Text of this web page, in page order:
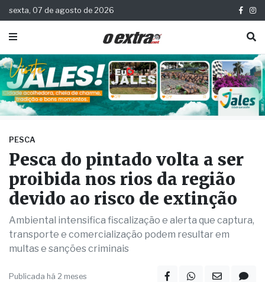
sexta, 07 de agosto de 2026
PESCA
Pesca do pintado volta a ser
proibida nos rios da região
devido ao risco de extinção
Ambiental intensifica fiscalização e alerta que captura,
transporte e comercialização podem resultar em
multas e sanções criminais
Publicada há 2 meses